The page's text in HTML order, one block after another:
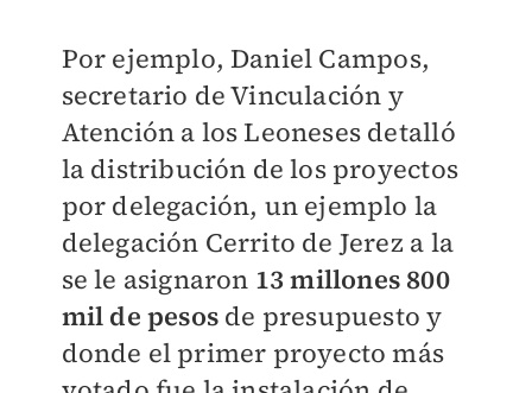
Por ejemplo, Daniel Campos,
secretario de Vinculación y
Atención a los Leoneses detalló
la distribución de los proyectos
por delegación, un ejemplo la
delegación Cerrito de Jerez a la
se le asignaron 13 millones 800
mil de pesosde presupuesto y
donde el primer proyecto más